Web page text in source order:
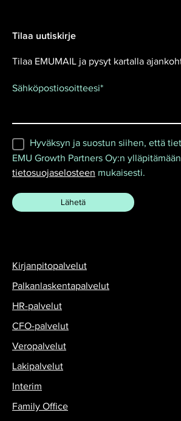
Tilaa uutiskirje
Tilaa EMUMAIL ja pysyt kartalla
Sähköpostiosoitteesi*
Hyväksyn ja suostun siihen, että
EMU Growth Partners Oy:n
tietosuojaselosteen mukaisesti.
Kirjanpitopalvelut
Palkanlaskentapalvelut
HR-palvelut
CFO-palvelut
Veropalvelut
Lakipalvelut
Interim
Family Office